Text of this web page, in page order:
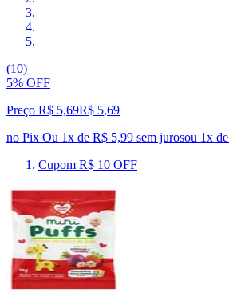
(10)
5% OFF
Preço R$ 5,69R$ 5,69
no Pix Ou 1x de R$ 5,99 sem jurosou 1x de
Cupom R$ 10 OFF